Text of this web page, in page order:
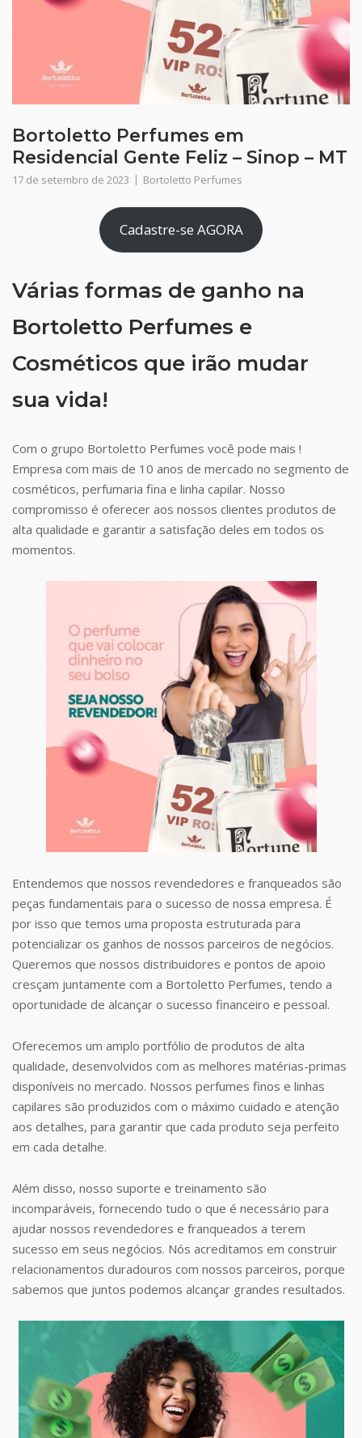
Bortoletto Perfumes em
Residencial Gente Feliz – Sinop – MT
17 de setembro de 2023 Bortoletto Perfumes
Cadastre-se AGORA
Várias formas de ganho na
Bortoletto Perfumes e
Cosméticos que irão mudar
sua vida!
Com o grupo Bortoletto Perfumes você pode mais !
Empresa com mais de 10 anos de mercado no segmento de
cosméticos, perfumaria fina e linha capilar. Nosso
compromisso é oferecer aos nossos clientes produtos de
alta qualidade e garantir a satisfação deles em todos os
momentos.
Entendemos que nossos revendedores e franqueados são
peças fundamentais para o sucesso de nossa empresa. É
por isso que temos uma proposta estruturada para
potencializar os ganhos de nossos parceiros de negócios.
Queremos que nossos distribuidores e pontos de apoio
cresçam juntamente com a Bortoletto Perfumes, tendo a
oportunidade de alcançar o sucesso financeiro e pessoal.
Oferecemos um amplo portfólio de produtos de alta
qualidade, desenvolvidos com as melhores matérias-primas
disponíveis no mercado. Nossos perfumes finos e linhas
capilares são produzidos com o máximo cuidado e atenção
aos detalhes, para garantir que cada produto seja perfeito
em cada detalhe.
Além disso, nosso suporte e treinamento são
incomparáveis, fornecendo tudo o que é necessário para
ajudar nossos revendedores e franqueados a terem
sucesso em seus negócios. Nós acreditamos em construir
relacionamentos duradouros com nossos parceiros, porque
sabemos que juntos podemos alcançar grandes resultados.